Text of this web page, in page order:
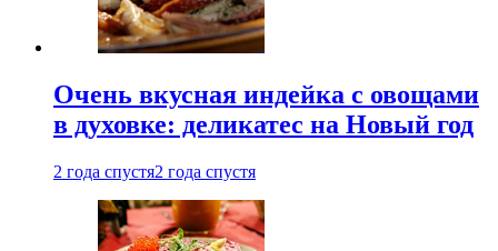
Очень вкусная индейка с овощами
в духовке: деликатес на Новый год
2 года спустя2 года спустя